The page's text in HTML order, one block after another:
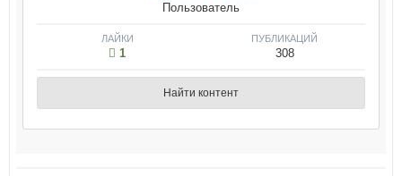
Пользователь
ЛАЙКИ
1
ПУБЛИКАЦИЙ
308
Найти контент